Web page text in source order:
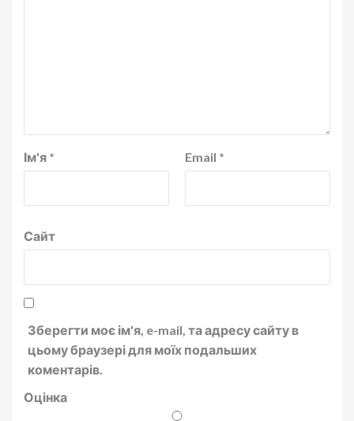
Ім'я * Email *
Сайт
Зберегти моє ім'я, e-mail, та адресу сайту в
цьому браузері для моїх подальших
коментарів.
Оцінка